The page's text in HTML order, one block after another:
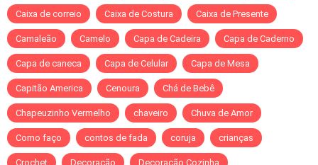
Caixa de correio Caixa de Costura Caixa de Presente
Camaleão Camelo Capa de Cadeira Capa de Caderno
Capa de caneca Capa de Celular Capa de Mesa
Capitão America Cenoura Chá de Bebê
Chapeuzinho Vermelho chaveiro Chuva de Amor
Como faço contos de fada coruja crianças
Crochet Decoração Decoração Cozinha